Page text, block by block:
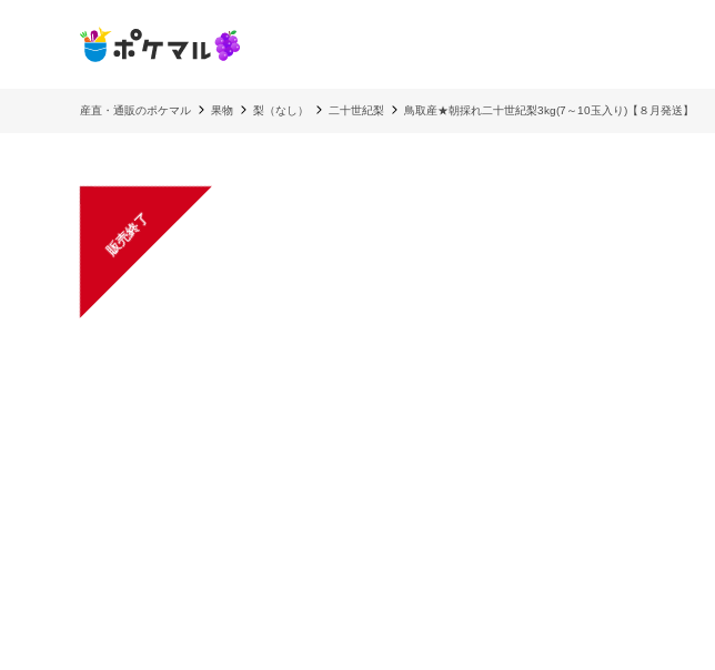
産直・通販のポケマル 果物 梨（なし） 二十世紀梨 鳥取産★朝採れ二十世紀梨3kg(7～10玉入り)【８月発送】
販売終了